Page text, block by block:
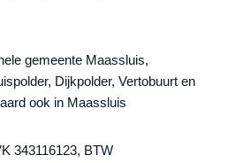
gemeente Maassluis,
Dijkpolder, Vertobuurt en
ook in Maassluis
343116123, BTW